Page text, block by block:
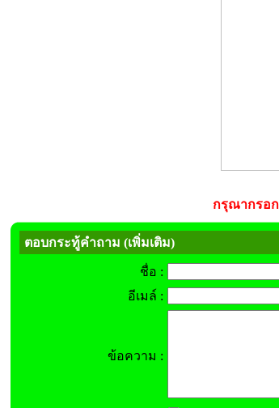
กรุณากรอ
ตอบกระทู้คำถาม (เพิ่มเติม)
ชื่อ :
อีเมล์ :
ข้อความ :